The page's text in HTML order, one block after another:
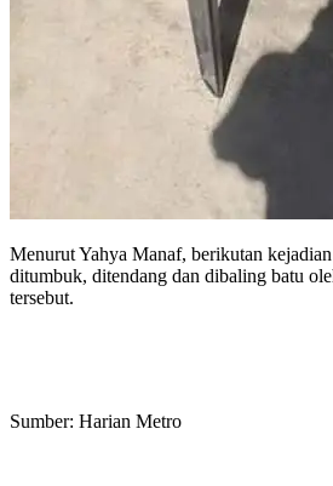
Menurut Yahya Manaf, berikutan
ditumbuk, ditendang dan dibaling batu
tersebut.
Sumber: Harian Metro